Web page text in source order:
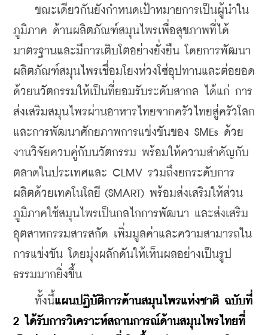
ขณะเดียวกันยังกำหนดเป้าหมายการเป็นผู้นำใน
ภูมิภาค ด้านผลิตภัณฑ์สมุนไพรเพื่อสุขภาพที่ได้
มาตรฐานและมีการเติบโตอย่างยั่งยืน โดยการพัฒนา
ผลิตภัณฑ์สมุนไพรเชื่อมโยงห่วงโซ่อุปทานและต่อยอด
ด้วยนวัตกรรมให้เป็นที่ยอมรับระดับสากล ได้แก่ การ
ส่งเสริมสมุนไพรผ่านอาหารไทยจากครัวไทยสู่ครัวโลก
และการพัฒนาศักยภาพการแข่งขันของ SMEs ด้วย
งานวิจัยควบคู่กับนวัตกรรม พร้อมให้ความสำคัญกับ
ตลาดในประเทศและ CLMV รวมถึงยกระดับการ
ผลิตด้วยเทคโนโลยี (SMART) พร้อมส่งเสริมให้ส่วน
ภูมิภาคใช้สมุนไพรเป็นกลไกการพัฒนา และส่งเสริม
อุตสาหกรรมสารสกัด เพิ่มมูลค่าและความสามารถใน
การแข่งขัน โดยมุ่งผลักดันให้เห็นผลอย่างเป็นรูป
ธรรมมากยิ่งขึ้น
ทั้งนี้แผนปฏิบัติการด้านสมุนไพรแห่งชาติ ฉบับที่
2 ได้รับการวิเคราะห์สถานการณ์ด้านสมุนไพรไทยที่